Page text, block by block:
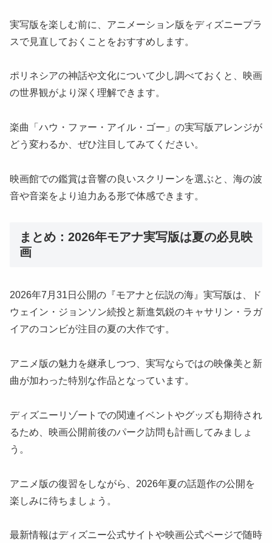
実写版を楽しむ前に、アニメーション版をディズニープラ
スで見直しておくことをおすすめします。
ポリネシアの神話や文化について少し調べておくと、映画
の世界観がより深く理解できます。
楽曲「ハウ・ファー・アイル・ゴー」の実写版アレンジが
どう変わるか、ぜひ注目してみてください。
映画館での鑑賞は音響の良いスクリーンを選ぶと、海の波
音や音楽をより迫力ある形で体感できます。
まとめ：2026年モアナ実写版は夏の必見映
画
2026年7月31日公開の『モアナと伝説の海』実写版は、ド
ウェイン・ジョンソン続投と新進気鋭のキャサリン・ラガ
イアのコンビが注目の夏の大作です。
アニメ版の魅力を継承しつつ、実写ならではの映像美と新
曲が加わった特別な作品となっています。
ディズニーリゾートでの関連イベントやグッズも期待され
るため、映画公開前後のパーク訪問も計画してみましょ
う。
アニメ版の復習をしながら、2026年夏の話題作の公開を
楽しみに待ちましょう。
最新情報はディズニー公式サイトや映画公式ページで随時